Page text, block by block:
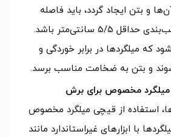
و بتن ایجاد گردد، باید فاصله
میلگردها از سطح قالب‌بندی حداقل ۵/۵ سانتی‌متر باشد.
که میلگردها در برابر خوردگی و
و بتن به ضخامت مناسب برسد.
میلگرد مخصوص برای برش
استفاده از قیچی میلگرد مخصوص
با ابزارهای غیراستاندارد مانند